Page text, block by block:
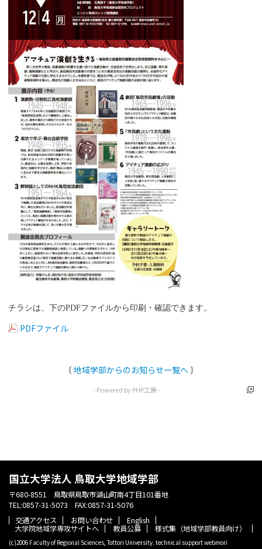
チラシは、下のPDFファイルから印刷・確認できます。
PDFファイル
〔地域学部からのお知らせ一覧へ〕
- Powered by PHP工房 -
国立大学法人 鳥取大学地域学部
〒680-8551 鳥取県鳥取市湖山町南4丁目101番地
TEL:0857-31-5073 FAX:0857-31-5076
交通アクセス
お問い合わせ English
大学院地域学専攻サイトへ 教員公募 様式集（地域学部教員向け）
(c)2006 Faculty of Regional Sciences, Tottori University. technical supportwebmori